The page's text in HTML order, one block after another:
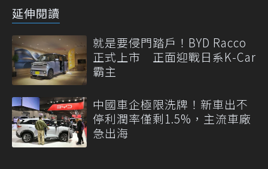
延伸閱讀
就是要侵門踏戶！BYD Racco
正式上市 正面迎戰日系K-Car
霸主
中國車企極限洗牌！新車出不
停利潤率僅剩1.5%，主流車廠
急出海